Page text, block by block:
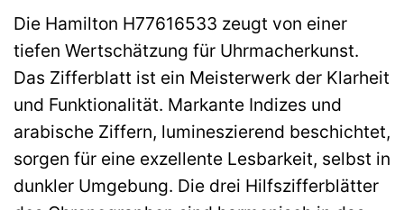
Die Hamilton H77616533 zeugt von einer
tiefen Wertschätzung für Uhrmacherkunst.
Das Zifferblatt ist ein Meisterwerk der Klarheit
und Funktionalität. Markante Indizes und
arabische Ziffern, lumineszierend beschichtet,
sorgen für eine exzellente Lesbarkeit, selbst in
dunkler Umgebung. Die drei Hilfszifferblätter